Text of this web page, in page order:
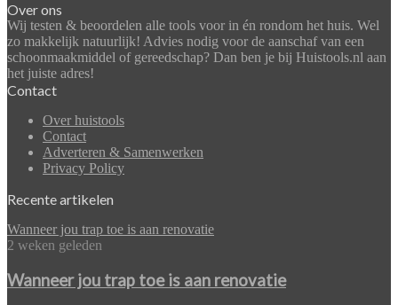
Over ons
Wij testen & beoordelen alle tools voor in én rondom het huis. Wel
zo makkelijk natuurlijk! Advies nodig voor de aanschaf van een
schoonmaakmiddel of gereedschap? Dan ben je bij Huistools.nl aan
het juiste adres!
Contact
Over huistools
Contact
Adverteren & Samenwerken
Privacy Policy
Recente artikelen
Wanneer jou trap toe is aan renovatie
2 weken geleden
Wanneer jou trap toe is aan renovatie